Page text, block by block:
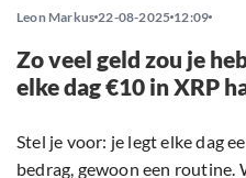
Leon Markus 22-08-2025 12:09
Zo veel geld zou je
elke dag €10 in XRP
Stel je voor: je legt elke dag
bedrag, gewoon een routine.